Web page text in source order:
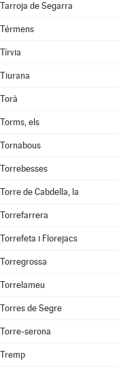
Tarroja de Segarra
Térmens
Tírvia
Tiurana
Torà
Torms, els
Tornabous
Torrebesses
Torre de Cabdella, la
Torrefarrera
Torrefeta i Florejacs
Torregrossa
Torrelameu
Torres de Segre
Torre-serona
Tremp